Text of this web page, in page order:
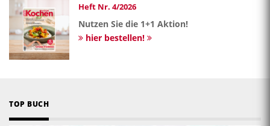
Heft Nr. 4/2026
Nutzen Sie die 1+1 Aktion!
hier bestellen!
TOP BUCH